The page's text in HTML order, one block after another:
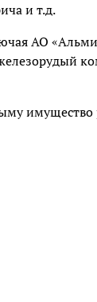
и т.д.
АО
имущество